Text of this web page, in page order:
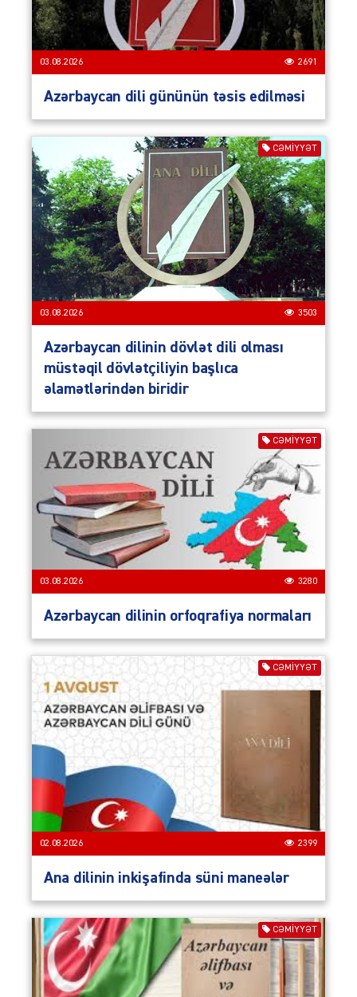
03.08.2026 2691
Azərbaycan dili gününün təsis edilməsi
CƏMIYYƏT
03.08.2026 3503
Azərbaycan dilinin dövlət dili olması
müstəqil dövlətçiliyin başlıca
əlamətlərindən biridir
CƏMIYYƏT
03.08.2026 3280
Azərbaycan dilinin orfoqrafiya normaları
CƏMIYYƏT
02.08.2026 2399
Ana dilinin inkişafinda süni maneələr
CƏMIYYƏT